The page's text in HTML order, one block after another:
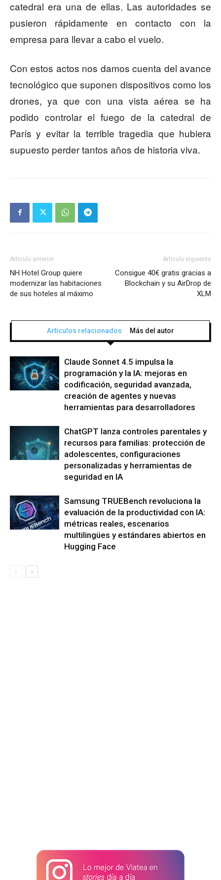
catedral era una de ellas. Las autoridades se
pusieron rápidamente en contacto con la
empresa para llevar a cabo el vuelo.
Con estos actos nos damos cuenta del avance
tecnológico que suponen dispositivos como los
drones, ya que con una vista aérea se ha
podido controlar el fuego de la catedral de
París y evitar la terrible tragedia que hubiera
supuesto perder tantos años de historia viva.
Artículo anterior
NH Hotel Group quiere
modernizar las habitaciones
de sus hoteles al máximo
Artículo siguiente
Consigue 40€ gratis gracias a
Blockchain y su AirDrop de
XLM
Artículos relacionados Más del autor
Claude Sonnet 4.5 impulsa la
programación y la IA: mejoras en
codificación, seguridad avanzada,
creación de agentes y nuevas
herramientas para desarrolladores
ChatGPT lanza controles parentales y
recursos para familias: protección de
adolescentes, configuraciones
personalizadas y herramientas de
seguridad en IA
Samsung TRUEBench revoluciona la
evaluación de la productividad con IA:
métricas reales, escenarios
multilingües y estándares abiertos en
Hugging Face